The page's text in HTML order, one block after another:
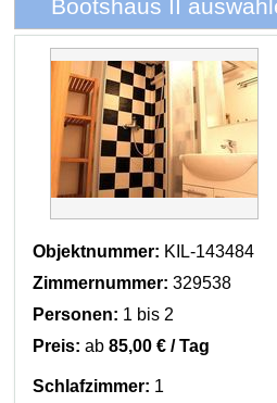
Bootshaus II
Objektnummer: KIL-143484
Zimmernummer: 329538
Personen: 1 bis 2
Preis: ab85,00 € / Tag
Schlafzimmer: 1